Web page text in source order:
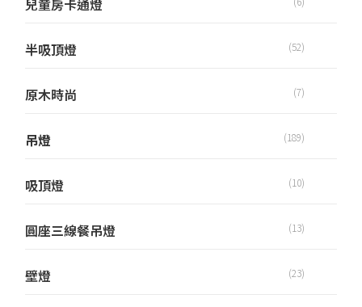
半吸頂燈 (52)
原木時尚 (7)
吊燈 (189)
吸頂燈 (10)
圓座三線餐吊燈 (13)
壁燈 (23)